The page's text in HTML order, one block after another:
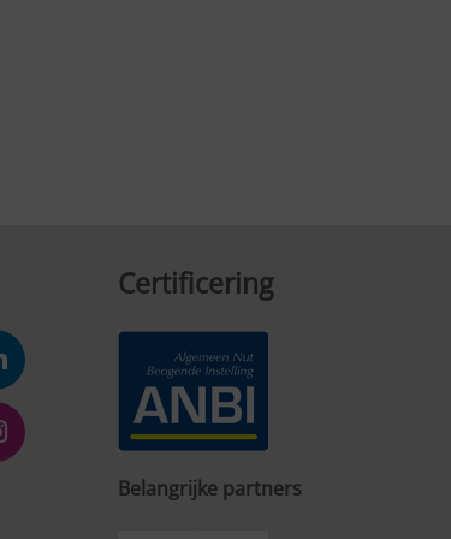
Certificering
Belangrijke partners